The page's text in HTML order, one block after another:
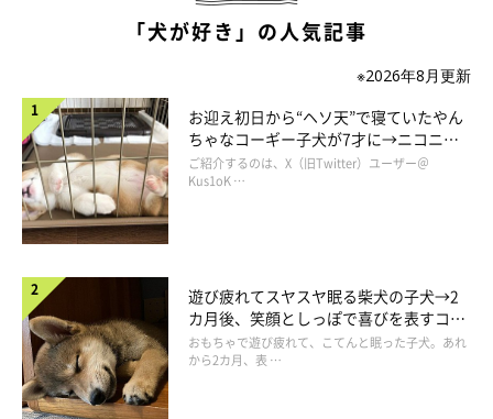
「犬が好き」の人気記事
※2026年8月更新
お迎え初日から“ヘソ天”で寝ていたやん
ちゃなコーギー子犬が7才に→ニコニ
コ“コーギースマイル”が魅力のコに成
長！
ご紹介するのは、X（旧Twitter）ユーザー＠
Kus1oK …
遊び疲れてスヤスヤ眠る柴犬の子犬→2
カ月後、笑顔としっぽで喜びを表すコに
成長！
おもちゃで遊び疲れて、こてんと眠った子犬。あれ
から2カ月、表 …